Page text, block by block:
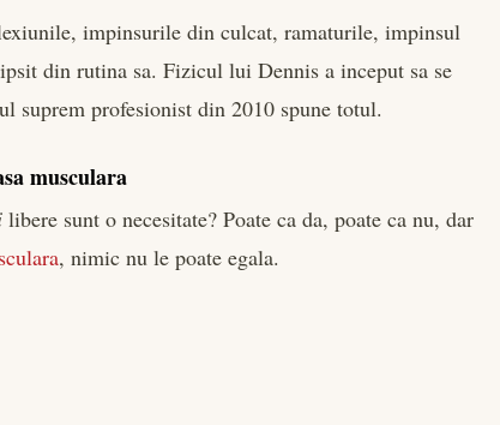
impinsurile din culcat, ramaturile, impinsul
din rutina sa. Fizicul lui Dennis a inceput sa se
suprem profesionist din 2010 spune totul.
musculara
libere sunt o necesitate? Poate ca da, poate ca nu, dar
, nimic nu le poate egala.